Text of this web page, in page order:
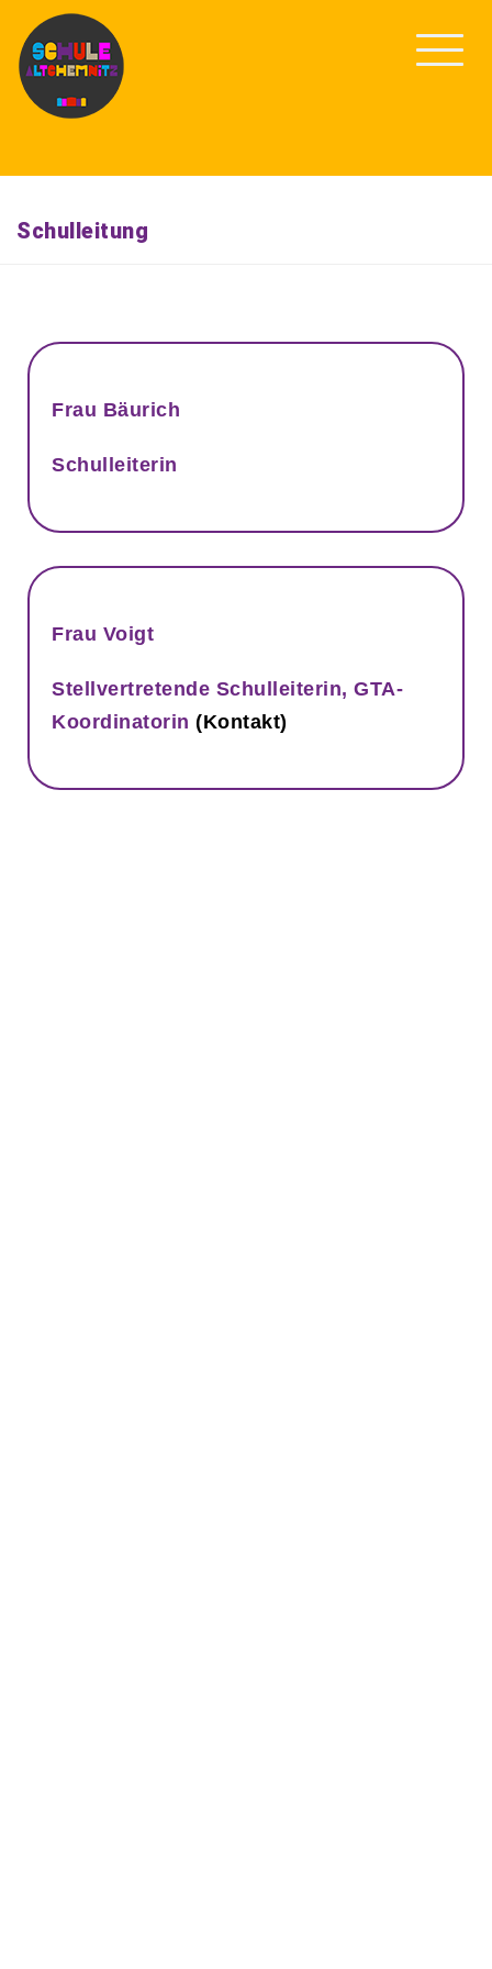
Schulleitung
Frau Bäurich
Schulleiterin
Frau Voigt
Stellvertretende Schulleiterin, GTA-
Koordinatorin (Kontakt)